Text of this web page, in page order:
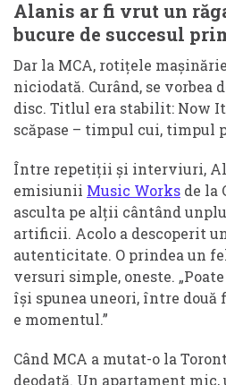
Alanis ar fi vrut un
bucure de succesul
Dar la MCA, rotițele
niciodată. Curând, se vorbea
disc. Titlul era stabilit: Now
scăpase – timpul cui, timpul
Între repetiții și interviuri,
emisiunii Music Works de la
asculta pe alții cântând
artificii. Acolo a descoperit
autenticitate. O prindea un
versuri simple, oneste.
își spunea uneori, între două
e momentul.”
Când MCA a mutat-o la
deodată. Un apartament